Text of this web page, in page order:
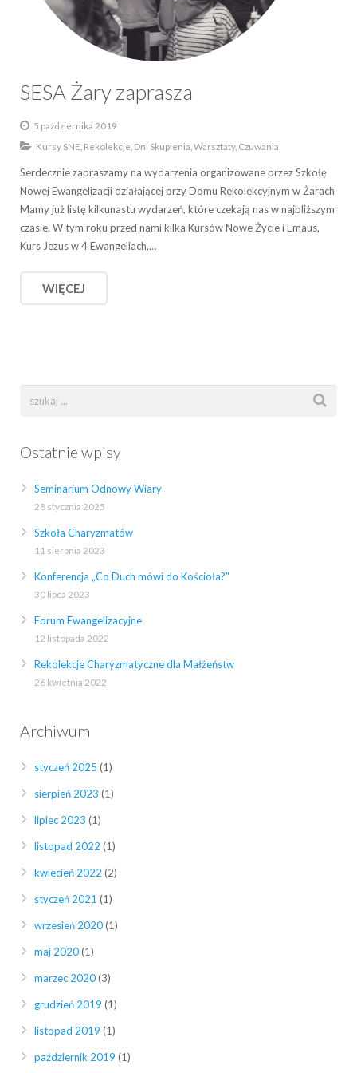
SESA Żary zaprasza
5 października 2019
Kursy SNE Rekolekcje, Dni Skupienia, Warsztaty, Czuwania
Serdecznie zapraszamy na wydarzenia organizowane przez Szkołę
Nowej Ewangelizacji działającej przy Domu Rekolekcyjnym w Żarach
Mamy już listę kilkunastu wydarzeń, które czekają nas w najbliższym
czasie. W tym roku przed nami kilka Kursów Nowe Życie i Emaus,
Kurs Jezus w 4 Ewangeliach,…
WIĘCEJ
Ostatnie wpisy
Seminarium Odnowy Wiary
28 stycznia 2025
Szkoła Charyzmatów
11 sierpnia 2023
Konferencja „Co Duch mówi do Kościoła?”
30 lipca 2023
Forum Ewangelizacyjne
12 listopada 2022
Rekolekcje Charyzmatyczne dla Małżeństw
26 kwietnia 2022
Archiwum
styczeń 2025 (1)
sierpień 2023 (1)
lipiec 2023 (1)
listopad 2022 (1)
kwiecień 2022 (2)
styczeń 2021 (1)
wrzesień 2020(1)
maj 2020(1)
marzec 2020(3)
grudzień 2019 (1)
listopad 2019 (1)
październik 2019 (1)